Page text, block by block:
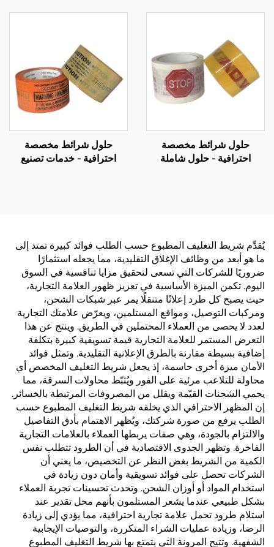
حلول شرائط مخصصة
احترافية - حلول شاملة
حلول شرائط مخصصة
احترافية - خدمات تصنيع
يُقدِّم شريط التغليف المطبوع حسب الطلب فوائد كبيرة تمتد إلى
ما هو أبعد من وظائف الإغلاق التقليدية، مما يجعله استثمارًا
ضروريًا للشركات التي تسعى لتحقيق مزايا تنافسية في السوق
اليوم. تكمن الميزة الأساسية في تعزيز ظهور العلامة التجارية،
حيث يصبح كل طرد إعلانًا متنقلًا يمر عبر شبكات الشحن،
ومركبات التوصيل، ومواقع المستلمين، ويعرّض علامتك التجارية
لعدد لا يحصى من العملاء المحتملين في الطريق. وينتج عن هذا
التعرض المستمر للعلامة التجارية قيمة تسويقية كبيرة بتكلفة
إضافية بسيطة مقارنة بالطرق الإعلانية التقليدية. وتمثل فوائد
الأمان ميزة أخرى حاسمة، إذ يجعل شريط التغليف المخصص أي
محاولة للتلاعب مرئية على الفور ويُثبّط محاولات السرقة، مما
يحمي الشحنات القيّمة ويقلل من المصروفات المرتبطة بالخسائر.
إن المظهر الاحترافي الذي يخلقه شريط التغليف المطبوع حسب
الطلب يرفع من صورة شركتك، ويُظهر الاهتمام بأدق التفاصيل
والالتزام بالجودة، وهي صفات يربطها العملاء بالعلامات التجارية
الفاخرة. وتظهر الجدوى الاقتصادية في أن الطرود تتطلب نفس
الكمية من الشريط بغض النظر عن التخصيص، ما يعني أن
الشركات تحصل على فوائد تسويقية وأمان دون زيادة في
استخدام المواد أو أوزان الشحن. وتحدث تحسينات تجربة العملاء
بشكل طبيعي عندما يشعر المستلمون بأنهم محل تقدير عند
استلام طرود تحمل علامة تجارية احترافية، مما يؤدي إلى زيادة
الرضا، وزيادة عمليات الشراء المتكررة، والتوصيات الإيجابية
الشفهية. وتتيح المرونة التي يتمتع بها شريط التغليف المطبوع